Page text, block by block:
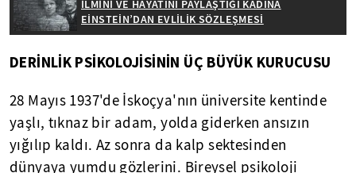
İLMİNİ VE HAYATINI PAYLAŞTIĞI KADINA
EİNSTEİN’DAN EVLİLİK SÖZLEŞMESİ
DERİNLİK PSİKOLOJİSİNİN ÜÇ BÜYÜK KURUCUSU
28 Mayıs 1937'de İskoçya'nın üniversite kentinde
yaşlı, tıknaz bir adam, yolda giderken ansızın
yığılıp kaldı. Az sonra da kalp sektesinden
dünyaya yumdu gözlerini. Bireysel psikoloji